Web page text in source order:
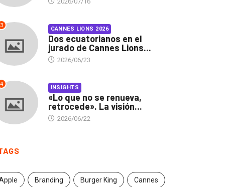
3 CANNES LIONS 2026
Dos ecuatorianos en el
jurado de Cannes Lions...
2026/06/23
4 INSIGHTS
«Lo que no se renueva,
retrocede». La visión...
2026/06/22
Branding Burger King Cannes